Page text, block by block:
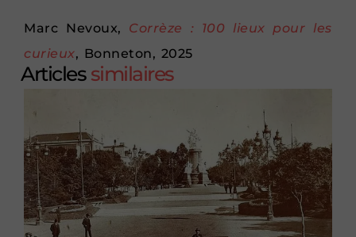
Marc Nevoux, Corrèze : 100 lieux pour les
curieux, Bonneton, 2025
Articles similaires